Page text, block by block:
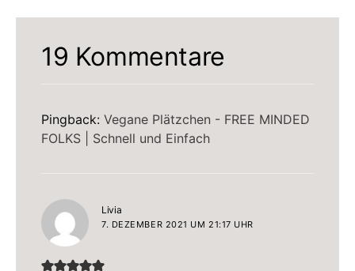
19 Kommentare
Pingback: Vegane Plätzchen - FREE MINDED
FOLKS | Schnell und Einfach
Livia
7. DEZEMBER 2021 UM 21:17 UHR